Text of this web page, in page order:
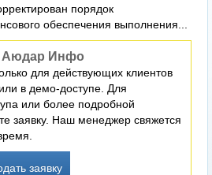
порядок
обеспечения выполнения...
Аюдар Инфо
для действующих клиентов
в демо-доступе. Для
или более подробной
заявку. Наш менеджер свяжется
заявку